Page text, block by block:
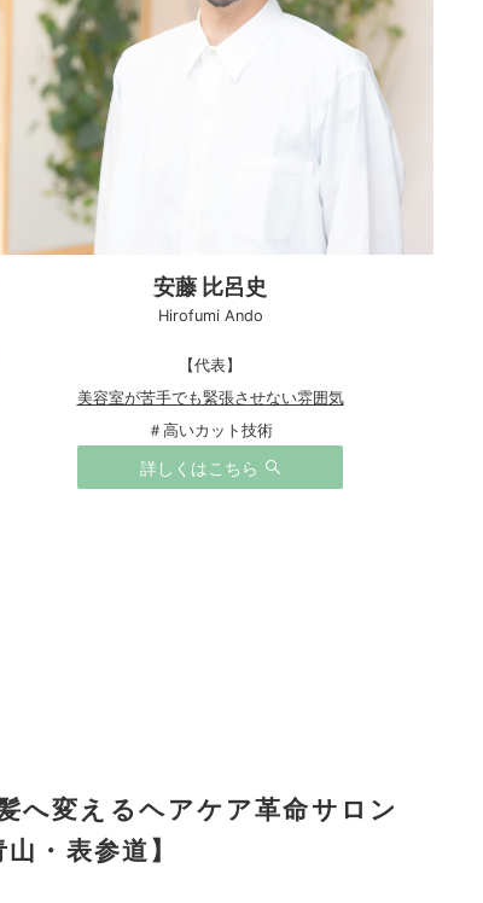
安藤 比呂史
Hirofumi Ando
【代表】
美容室が苦手でも緊張させない雰囲気
＃高いカット技術
詳しくはこちら
へ変えるヘアケア革命サロン
・表参道】